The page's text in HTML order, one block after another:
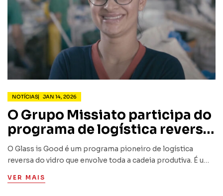
NOTÍCIAS JAN 14, 2026
O Grupo Missiato participa do
programa de logística reversa
do vidro Glass is Good
O Glass is Good é um programa pioneiro de logística
reversa do vidro que envolve toda a cadeia produtiva. É um
Brasileira de Bebidas) e conta com a participação…
VER MAIS